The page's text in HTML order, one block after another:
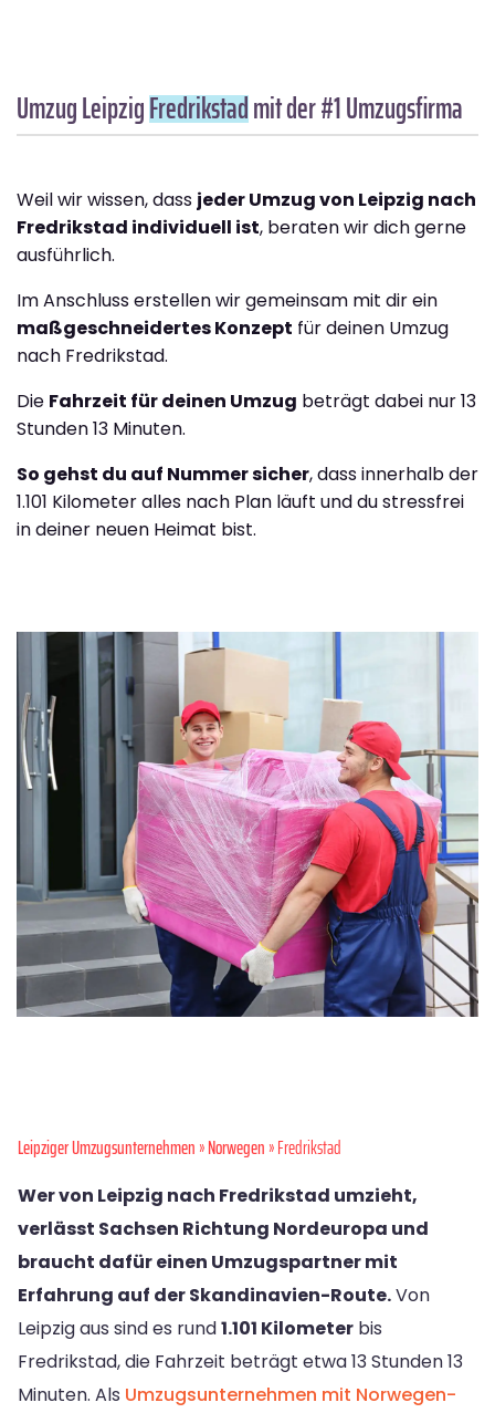
Umzug LeipzigFredrikstadmit der #1 Umzugsfirma
Weil wir wissen, dass jeder Umzug von Leipzig nach
Fredrikstad individuell ist, beraten wir dich gerne
ausführlich.
Im Anschluss erstellen wir gemeinsam mit dir ein
maßgeschneidertes Konzept für deinen Umzug
nach Fredrikstad.
Die Fahrzeit für deinen Umzug beträgt dabei nur 13
Stunden 13 Minuten.
So gehst du auf Nummer sicher, dass innerhalb der
1.101 Kilometer alles nach Plan läuft und du stressfrei
in deiner neuen Heimat bist.
Leipziger Umzugsunternehmen»Norwegen» Fredrikstad
Wer von Leipzig nach Fredrikstad umzieht,
verlässt Sachsen Richtung Nordeuropa und
braucht dafür einen Umzugspartner mit
Erfahrung auf der Skandinavien-Route.Von
Leipzig aus sind es rund1.101 Kilometer bis
Fredrikstad, die Fahrzeit beträgt etwa 13 Stunden 13
Minuten. Als Umzugsunternehmen mit Norwegen-